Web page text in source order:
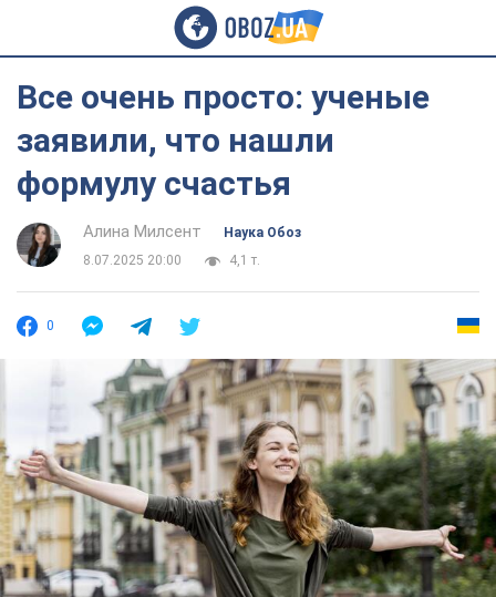
Все очень просто: ученые
заявили, что нашли
формулу счастья
Алина Милсент
Наука Обоз
8.07.2025 20:00
4,1 т.
0